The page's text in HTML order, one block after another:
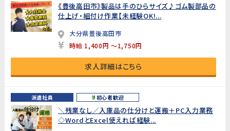
《豊後高田市》製品は手のひらサイズ♪ゴム製部品の
仕上げ・組付け作業【未経験OK!...
大分県豊後高田市
時給 1,400円 ～1,750円
求人詳細はこちら
派遣社員 初心者歓迎
＼残業なし／入庫品の仕分けと運搬＋PC入力業務
◇WordとExcel使えれば経験...